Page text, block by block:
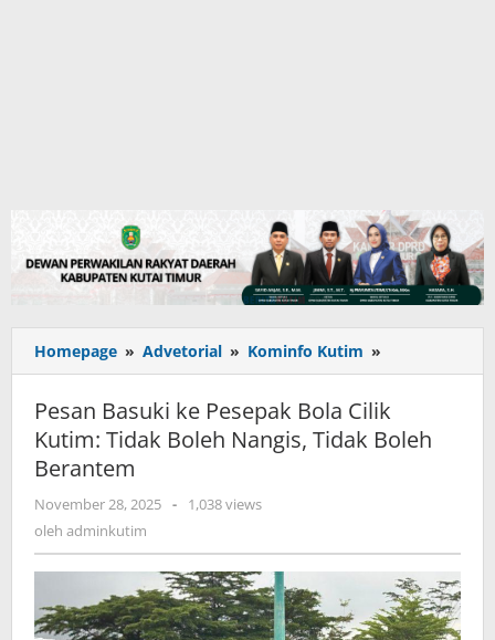
Homepage » Advetorial » Kominfo Kutim »
Basuki
Pesepak
Bola
Nangis,
Tidak
Boleh
Berantem
Pesan Basuki ke Pesepak Bola Cilik
Kutim: Tidak Boleh Nangis, Tidak Boleh
Berantem
November 28, 2025 oleh
-
1,038 views
oleh adminkutim